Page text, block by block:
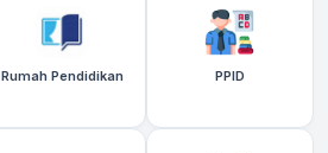
Rumah Pendidikan PPID